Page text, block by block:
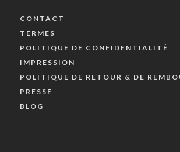
CONTACT
TERMES
POLITIQUE DE CONFIDENTIALITÉ
IMPRESSION
POLITIQUE DE RETOUR & DE
PRESSE
BLOG